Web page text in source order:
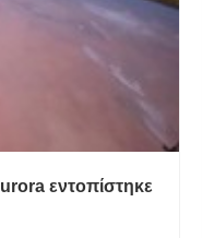
εντοπίστηκε